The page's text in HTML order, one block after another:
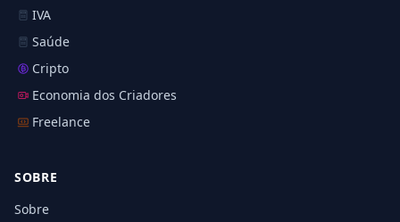
IVA
Saúde
Cripto
Economia dos Criadores
Freelance
SOBRE
Sobre